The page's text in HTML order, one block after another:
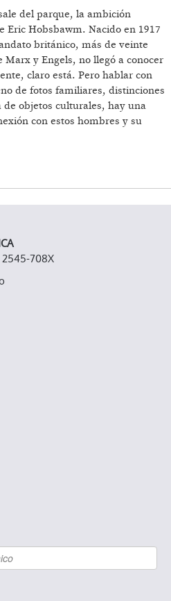
del parque, la ambición
Eric Hobsbawm. Nacido en 1917
británico, más de veinte
y Engels, no llegó a conocer
claro está. Pero hablar con
de fotos familiares, distinciones
objetos culturales, hay una
con estos hombres y su
MILIBAND
708X